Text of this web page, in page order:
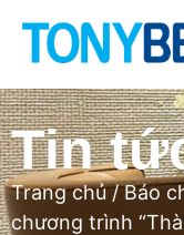
Tin
Trang chủ/Báo
chương trình